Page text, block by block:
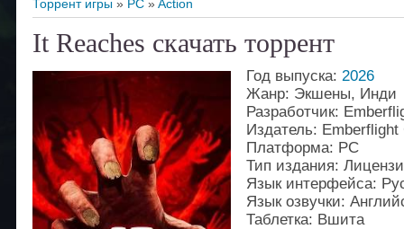
Торрент игры » PC »Action
It Reaches скачать торрент
Год выпуска: 2026
Жанр: Экшены, Инди
Разработчик:
Издатель: Emberflight
Платформа: PC
Тип издания:
Язык интерфейса:
Язык озвучки:
Таблетка: Вшита